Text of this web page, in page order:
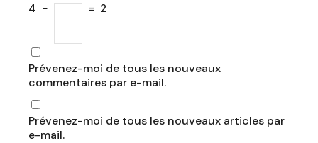
4 − = 2
Prévenez-moi de tous les nouveaux
commentaires par e-mail.
Prévenez-moi de tous les nouveaux articles par
e-mail.